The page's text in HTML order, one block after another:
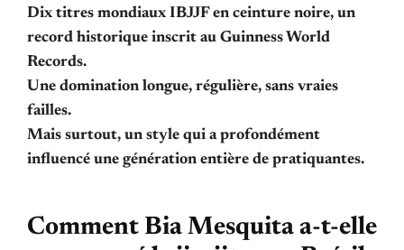
Dix titres mondiaux IBJJF en ceinture noire, un
record historique inscrit au Guinness World
Records.
Une domination longue, régulière, sans vraies
failles.
Mais surtout, un style qui a profondément
influencé une génération entière de pratiquantes.
Comment Bia Mesquita a-t-elle